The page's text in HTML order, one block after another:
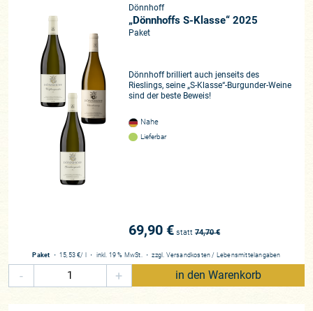
Dönnhoff
„Dönnhoffs S-Klasse“ 2025
Paket
Dönnhoff brilliert auch jenseits des
Rieslings, seine „S-Klasse“-Burgunder-Weine
sind der beste Beweis!
Nahe
Lieferbar
69,90 € statt 74,70€
Paket ・ 15,53 €/ l ・ inkl. 19 % MwSt.・zzgl. Versandkosten / Lebensmittelangaben
- + in den Warenkorb